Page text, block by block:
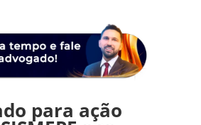
para ação